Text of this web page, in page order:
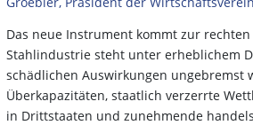
Das neue Instrument kommt zur
Stahlindustrie steht unter erheblichem
schädlichen Auswirkungen ungebremst
Überkapazitäten, staatlich verzerrte
in Drittstaaten und zunehmende